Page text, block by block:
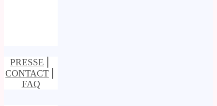
PRESSE
CONTACT
FAQ